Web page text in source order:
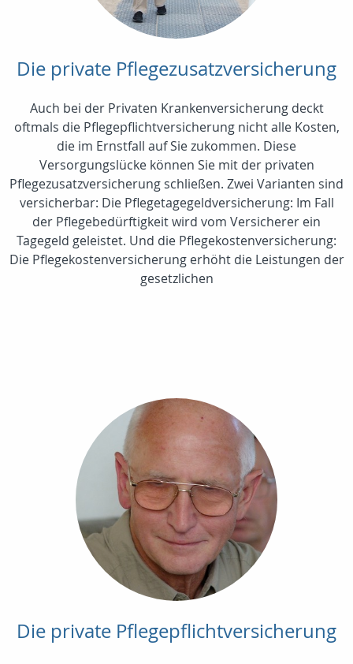
Die private Pflegezusatzversicherung
Auch bei der Privaten Krankenversicherung deckt
oftmals die Pflegepflichtversicherung nicht alle Kosten,
die im Ernstfall auf Sie zukommen. Diese
Versorgungslücke können Sie mit der privaten
Pflegezusatzversicherung schließen. Zwei Varianten sind
versicherbar: Die Pflegetagegeldversicherung: Im Fall
der Pflegebedürftigkeit wird vom Versicherer ein
Tagegeld geleistet. Und die Pflegekostenversicherung:
Die Pflegekostenversicherung erhöht die Leistungen der
gesetzlichen
Die private Pflegepflichtversicherung